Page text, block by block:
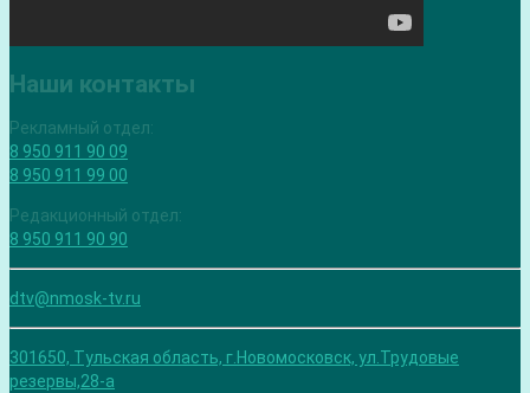
Наши контакты
Рекламный отдел:
8 950 911 90 09
8 950 911 99 00
Редакционный отдел:
8 950 911 90 90
dtv@nmosk-tv.ru
301650, Тульская область, г.Новомосковск, ул.Трудовые
резервы,28-а